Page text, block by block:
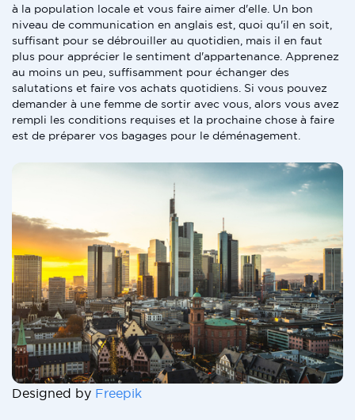
à la population locale et vous faire aimer d'elle. Un bon
niveau de communication en anglais est, quoi qu'il en soit,
suffisant pour se débrouiller au quotidien, mais il en faut
plus pour apprécier le sentiment d'appartenance. Apprenez
au moins un peu, suffisamment pour échanger des
salutations et faire vos achats quotidiens. Si vous pouvez
demander à une femme de sortir avec vous, alors vous avez
rempli les conditions requises et la prochaine chose à faire
est de préparer vos bagages pour le déménagement.
Designed by Freepik